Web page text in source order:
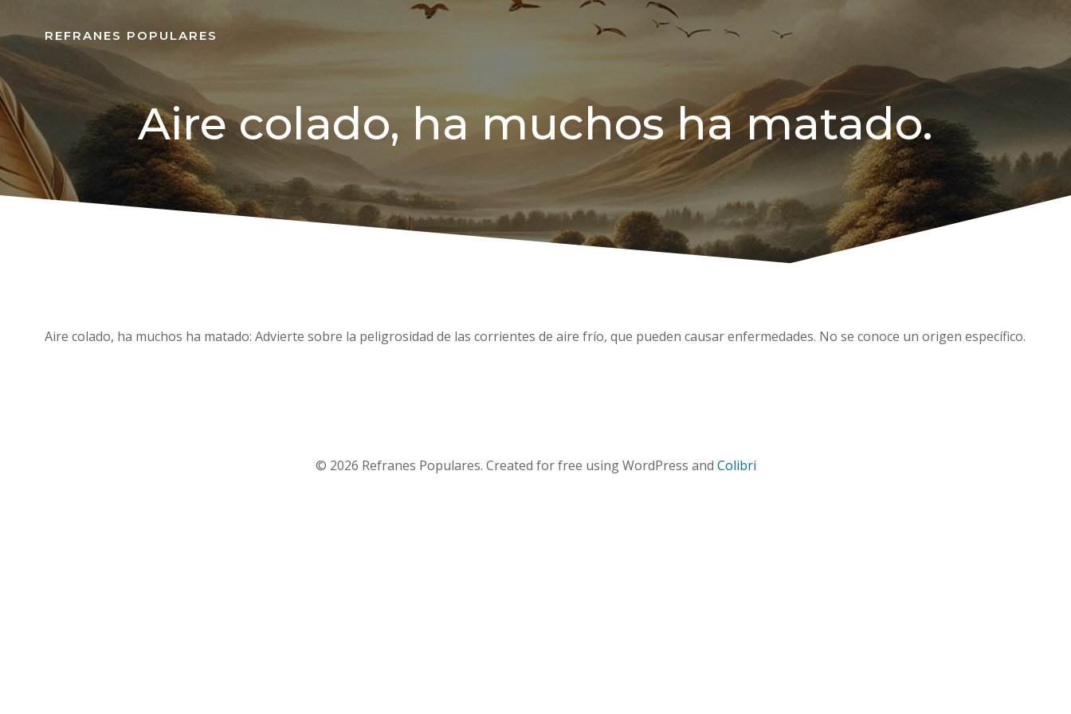
REFRANES POPULARES
Aire colado, ha muchos ha matado.
Aire colado, ha muchos ha matado: Advierte sobre la peligrosidad de las corrientes de aire frío, que pueden causar enfermedades. No se conoce un origen específico.
© 2026 Refranes Populares. Created for free using WordPress and Colibri